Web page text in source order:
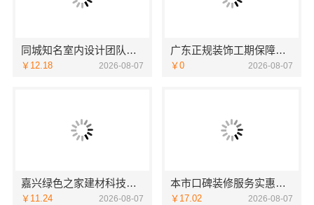
同城知名室内设计团队高端，嘉兴绿色之家建材科技有限公司
￥12.18 2026-08-07
广东正规装饰工期保障，广东鼎饰空间装饰工程有限公司
￥0 2026-08-07
嘉兴绿色之家建材科技有限公司：本市口碑装修服务实惠之选
￥11.24 2026-08-07
本市口碑装修服务实惠，嘉兴绿色之家建材科技有限公司
￥17.02 2026-08-07